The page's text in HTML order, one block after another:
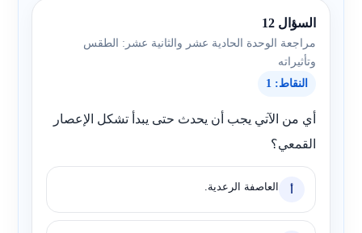
السؤال 12
مراجعة الوحدة الحادية عشر والثانية عشر: الطقس
وتأثيراته
النقاط: 1
أي من الآتي يجب أن يحدث حتى يبدأ تشكل الإعصار
القمعي؟
أ العاصفة الرعدية.